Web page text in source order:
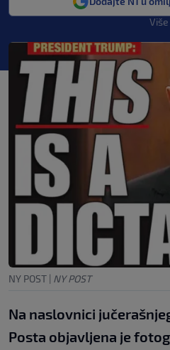
Više
NY POST | NY POST
Na naslovnici
Posta objavljena je